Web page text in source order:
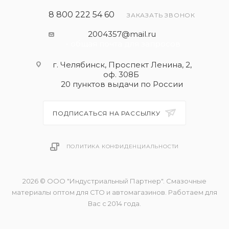
8 800 222 54 60 ЗАКАЗАТЬ ЗВОНОК
2004357@mail.ru
г. Челябинск, Проспект Ленина, 2,
оф. 308Б
20 пунктов выдачи по России
ПОДПИСАТЬСЯ НА РАССЫЛКУ
ПОЛИТИКА КОНФИДЕНЦИАЛЬНОСТИ
2026 © ООО "Индустриальный Партнер". Смазочные
материалы оптом для СТО и автомагазинов. Работаем для
Вас с 2014 года.